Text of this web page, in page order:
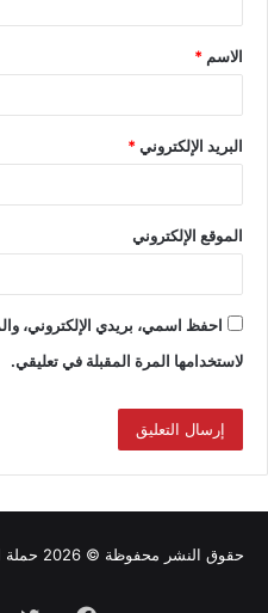
الاسم *
البريد الإلكتروني*
الموقع الإلكتروني
احفظ اسمي، بريدي الإلكتروني،
لاستخدامها المرة المقبلة في تعليقي.
حقوق النشر محفوظة © 2026 حملة انتماء, تم تطويره من قبل